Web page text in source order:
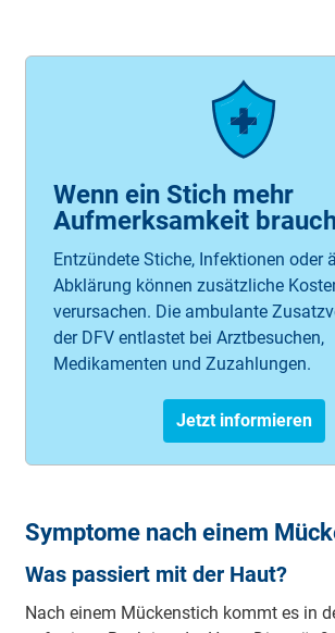
Wenn ein Stich mehr
Aufmerksamkeit
Entzündete Stiche, Infektionen oder
Abklärung können zusätzliche
verursachen. Die ambulante
der DFV entlastet bei Arztbesuchen,
Medikamenten und Zuzahlungen.
Jetzt informieren
Symptome nach einem
Was passiert mit der Haut?
Nach ei­nem Mü­cken­stich kommt es in